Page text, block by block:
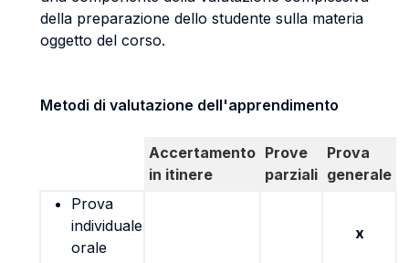
della preparazione dello studente sulla materia
oggetto del corso.
Metodi di valutazione dell'apprendimento
Accertamento
in itinere
Prove
parziali
Prova
generale
Prova
individuale
orale
x